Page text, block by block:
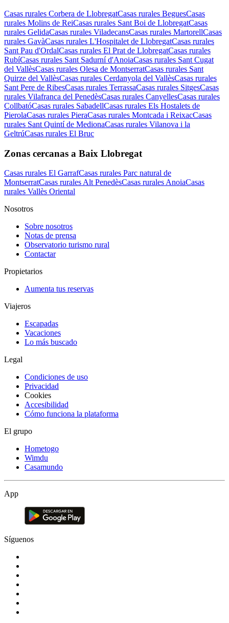
Casas rurales Corbera de LlobregatCasas rurales BeguesCasas
rurales Molins de ReiCasas rurales Sant Boi de LlobregatCasas
rurales GelidaCasas rurales ViladecansCasas rurales MartorellCasas
rurales GavàCasas rurales L'Hospitalet de LlobregatCasas rurales
Sant Pau d'OrdalCasas rurales El Prat de LlobregatCasas rurales
RubíCasas rurales Sant Sadurní d'AnoiaCasas rurales Sant Cugat
del VallèsCasas rurales Olesa de MontserratCasas rurales Sant
Quirze del VallèsCasas rurales Cerdanyola del VallèsCasas rurales
Sant Pere de RibesCasas rurales TerrassaCasas rurales SitgesCasas
rurales Vilafranca del PenedèsCasas rurales CanyellesCasas rurales
CollbatóCasas rurales SabadellCasas rurales Els Hostalets de
PierolaCasas rurales PieraCasas rurales Montcada i ReixacCasas
rurales Sant Quintí de MedionaCasas rurales Vilanova i la
GeltrúCasas rurales El Bruc
Zonas cercanas a Baix Llobregat
Casas rurales El GarrafCasas rurales Parc natural de
MontserratCasas rurales Alt PenedèsCasas rurales AnoiaCasas
rurales Vallès Oriental
Nosotros
Sobre nosotros
Notas de prensa
Observatorio turismo rural
Contactar
Propietarios
Aumenta tus reservas
Viajeros
Escapadas
Vacaciones
Lo más buscado
Legal
Condiciones de uso
Privacidad
Cookies
Accesibilidad
Cómo funciona la plataforma
El grupo
Hometogo
Wimdu
Casamundo
App
Síguenos